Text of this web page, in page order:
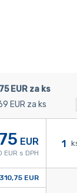
EUR za ks
EUR za ks
EUR
EUR s DPH
310,75 EUR